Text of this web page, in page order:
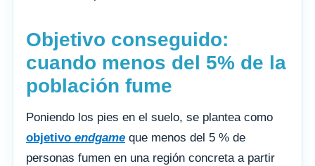
Objetivo conseguido:
cuando menos del 5% de la
población fume
Poniendo los pies en el suelo, se plantea como
objetivo endgame que menos del 5 % de
personas fumen en una región concreta a partir